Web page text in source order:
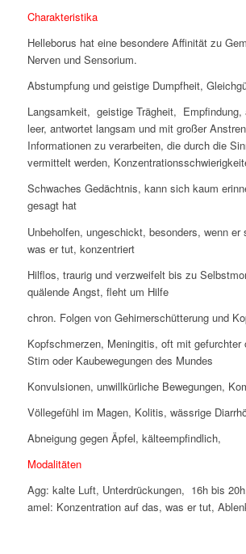
Charakteristika
Helleborus hat eine besondere Affinität zu
Nerven und Sensorium.
Abstumpfung und geistige Dumpfheit,
Langsamkeit, geistige Trägheit, Empfindung,
leer, antwortet langsam und mit großer
Informationen zu verarbeiten, die durch die
vermittelt werden,
Schwaches Gedächtnis, kann sich kaum
gesagt hat
Unbeholfen, ungeschickt, besonders, wenn
was er tut, konzentriert
Hilflos, traurig und verzweifelt bis zu
quälende Angst, fleht um Hilfe
chron. Folgen von Gehirnerschütterung und
Kopfschmerzen, Meningitis, oft mit gefurchter
Stirn oder Kaubewegungen des Mundes
Konvulsionen, unwillkürliche Bewegungen,
Völlegefühl im Magen, Kolitis, wässrige
Abneigung gegen Äpfel, kälteempfindlich,
Modalitäten
Agg: kalte Luft, Unterdrückungen, 16h bis
amel: Konzentration auf das, was er tut,